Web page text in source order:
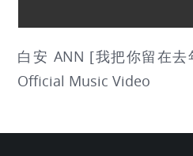
白安 ANN [我把你留在去
Official Music Video